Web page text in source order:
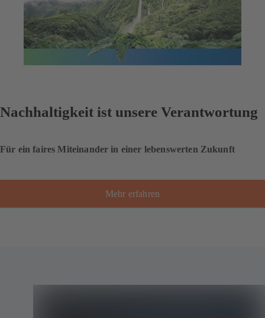
Nachhaltigkeit ist unsere Verantwortung
Für ein faires Miteinander in einer lebenswerten Zukunft
Mehr erfahren